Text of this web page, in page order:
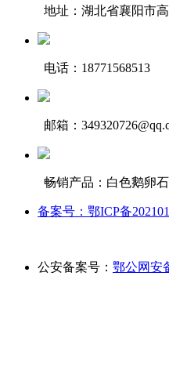
地址：湖北省襄阳市
电话：18771568513
邮箱：
畅销产品：白色鹅卵
备案号：鄂ICP备
公安备案号： 鄂公网安